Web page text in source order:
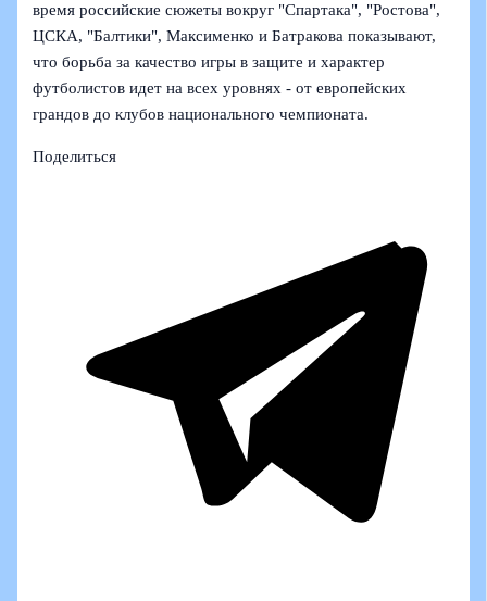
время российские сюжеты вокруг "Спартака", "Ростова",
ЦСКА, "Балтики", Максименко и Батракова показывают,
что борьба за качество игры в защите и характер
футболистов идет на всех уровнях - от европейских
грандов до клубов национального чемпионата.
Поделиться